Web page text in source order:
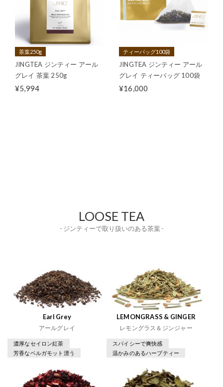
茶葉250g
JINGTEA ジンティー アール
グレイ 茶葉 250g
¥5,994
ティーバッグ100袋
JINGTEA ジンティー アール
グレイ ティーバッグ 100袋
¥16,000
LOOSE TEA
- ジンティーで取り扱いのある茶葉 -
Earl Grey
アールグレイ
濃厚なセイロン紅茶
芳香なベルガモット漂う
LEMONGRASS & GINGER
レモングラス＆ジンジャー
スパイシーで爽快感
温かみのあるハーブティー